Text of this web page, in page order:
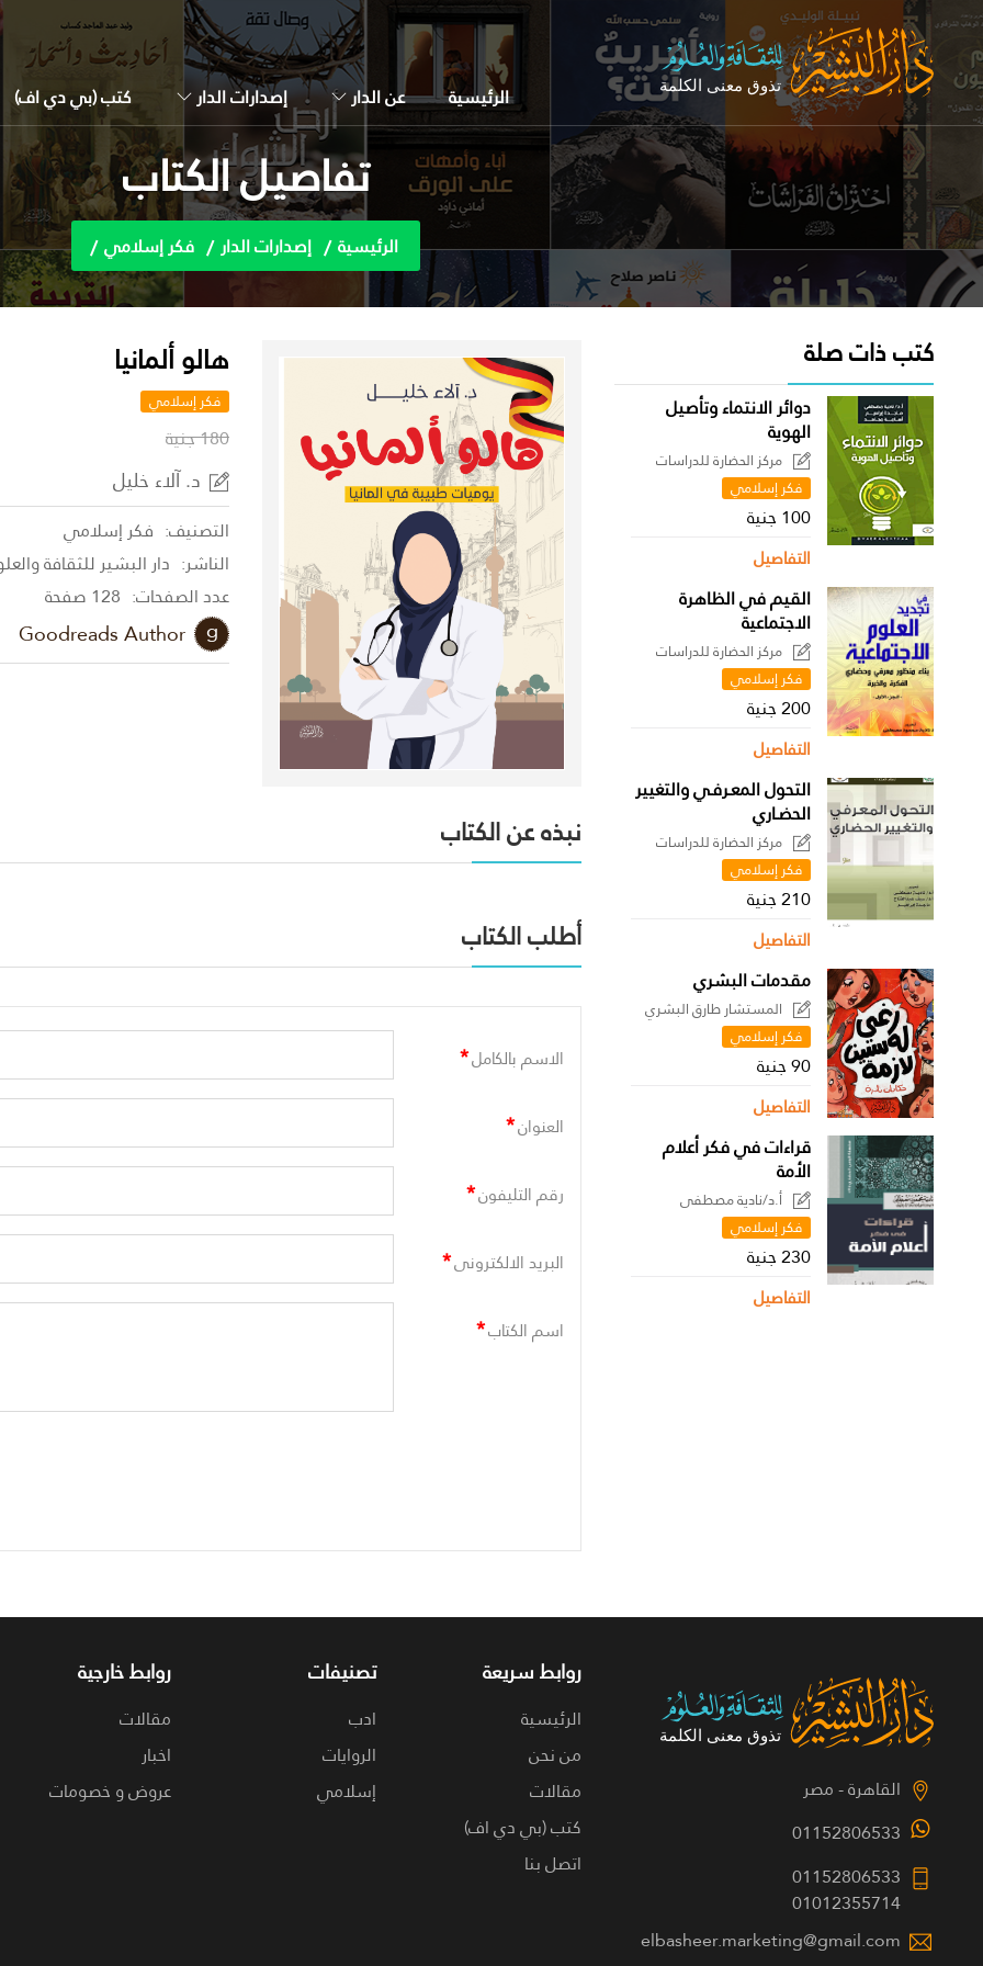
الرئيسية عن الدار إصدارات الدار كتب (بي دي اف)
تفاصيل الكتاب
الرئيسية إصدارات الدار فكر إسلامي
كتب ذات صلة
دوائر الانتماء وتأصيل
الهوية
مركز الحضارة للدراسات
السياسية
فكر إسلامي
100 جنية
التفاصيل
القيم في الظاهرة
الاجتماعية
مركز الحضارة للدراسات
السياسية
فكر إسلامي
200 جنية
التفاصيل
التحول المعـرفـي والتغيير
الحضـاري
مركز الحضارة للدراسات
السياسية
فكر إسلامي
210 جنية
التفاصيل
مقدمات البشري
المستشار طارق البشري
فكر إسلامي
90 جنية
التفاصيل
قراءات في فكر أعلام
الأمة
أ.د/نادية مصطفى
فكر إسلامي
230 جنية
التفاصيل
هالو ألمانيا
فكر إسلامي
180 جنية
د. آلاء خليل
التصنيف: فكر إسلامي
الناشر: دار البشير للثقافة
عدد الصفحات: 128 صفحة
Goodreads Author
نبذه عن الكتاب
أطلب الكتاب
الاسم بالكامل*
العنوان*
رقم التليفون*
البريد الالكترونى*
اسم الكتاب*
القاهرة - مصر
01152806533
01152806533
01012355714
elbasheer.marketing@gmail.com
روابط سريعة
الرئيسية
من نحن
مقالات
كتب (بي دي اف)
اتصل بنا
تصنيفات
ادب
الروايات
إسلامي
روابط خارجية
مقالات
اخبار
عروض و خصومات